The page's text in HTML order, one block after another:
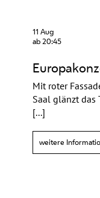
11 Aug
ab 20:45
Mit roter
Saal glänzt das
[...]
weitere